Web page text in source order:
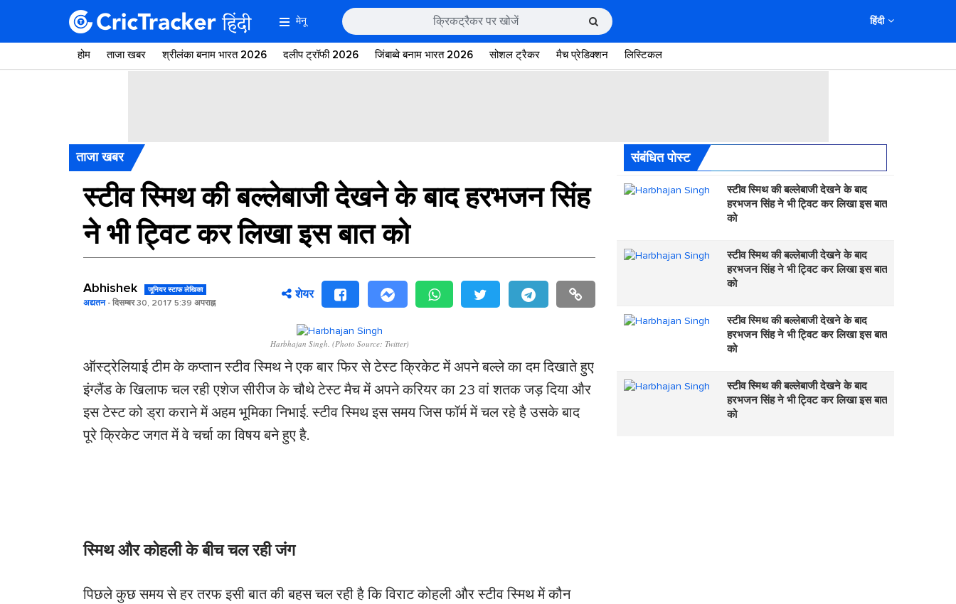
मेनू हिंदी
होम ताजा खबर श्रीलंका बनाम भारत 2026 दलीप ट्रॉफी 2026 जिंबाब्वे बनाम भारत 2026 सोशल ट्रैकर मैच प्रेडिक्शन लिस्टिकल
ताजा खबर
स्टीव स्मिथ की बल्लेबाजी देखने के बाद हरभजन सिंह
ने भी ट्विट कर लिखा इस बात को
Abhishek जूनियर स्टाफ लेखिका
अद्यतन- दिसम्बर 30, 2017 5:39 अपराह्न
शेयर
Harbhajan Singh. (Photo Source: Twitter)
ऑस्ट्रेलियाई टीम के कप्तान स्टीव स्मिथ ने एक बार फिर से टेस्ट क्रिकेट में अपने बल्ले का दम दिखाते हुए
इंग्लैंड के खिलाफ चल रही एशेज सीरीज के चौथे टेस्ट मैच में अपने करियर का 23 वां शतक जड़ दिया और
इस टेस्ट को ड्रा कराने में अहम भूमिका निभाई. स्टीव स्मिथ इस समय जिस फॉर्म में चल रहे है उसके बाद
पूरे क्रिकेट जगत में वे चर्चा का विषय बने हुए है.
स्मिथ और कोहली के बीच चल रही जंग
पिछले कुछ समय से हर तरफ इसी बात की बहस चल रही है कि विराट कोहली और स्टीव स्मिथ में कौन
संबंधित पोस्ट
स्टीव स्मिथ की बल्लेबाजी देखने के बाद
हरभजन सिंह ने भी ट्विट कर लिखा इस बात
को
स्टीव स्मिथ की बल्लेबाजी देखने के बाद
हरभजन सिंह ने भी ट्विट कर लिखा इस बात
को
स्टीव स्मिथ की बल्लेबाजी देखने के बाद
हरभजन सिंह ने भी ट्विट कर लिखा इस बात
को
स्टीव स्मिथ की बल्लेबाजी देखने के बाद
हरभजन सिंह ने भी ट्विट कर लिखा इस बात
को